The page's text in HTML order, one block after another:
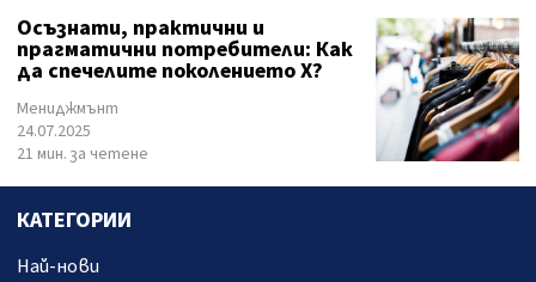
Осъзнати, практични и
прагматични потребители: Как
да спечелите поколението X?
Мениджмънт
24.07.2025
21 мин. за четене
КАТЕГОРИИ
Най-нови